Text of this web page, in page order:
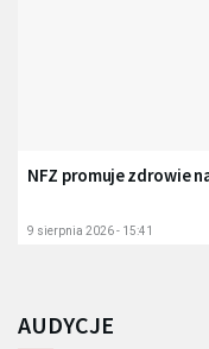
NFZ promuje zdrowie
9 sierpnia 2026 - 15:41
AUDYCJE